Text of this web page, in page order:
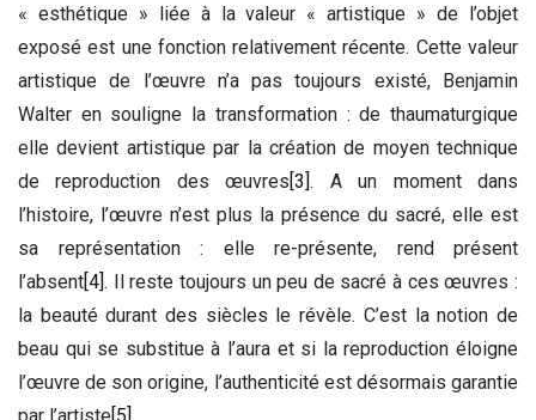
« esthétique » liée à la valeur « artistique » de l’objet
exposé est une fonction relativement récente. Cette valeur
artistique de l’œuvre n’a pas toujours existé, Benjamin
Walter en souligne la transformation : de thaumaturgique
elle devient artistique par la création de moyen technique
de reproduction des œuvres[3]. A un moment dans
l’histoire, l’œuvre n’est plus la présence du sacré, elle est
sa représentation : elle re-présente, rend présent
l’absent[4]. Il reste toujours un peu de sacré à ces œuvres :
la beauté durant des siècles le révèle. C’est la notion de
beau qui se substitue à l’aura et si la reproduction éloigne
l’œuvre de son origine, l’authenticité est désormais garantie